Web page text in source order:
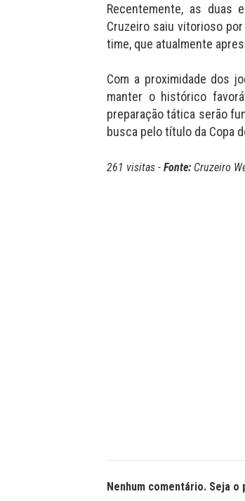
Recentemente, as duas
Cruzeiro saiu vitorioso
time, que atualmente
Com a proximidade dos
manter o histórico
preparação tática serão
busca pelo título da Copa
261 visitas - Fonte: Cruzeiro
Nenhum comentário. Seja